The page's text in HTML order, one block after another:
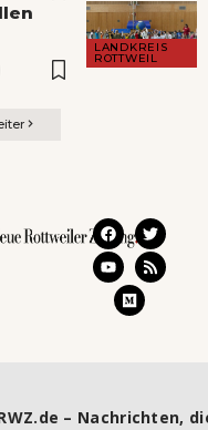
LANDKREIS
ROTTWEIL
– Nachrichten,